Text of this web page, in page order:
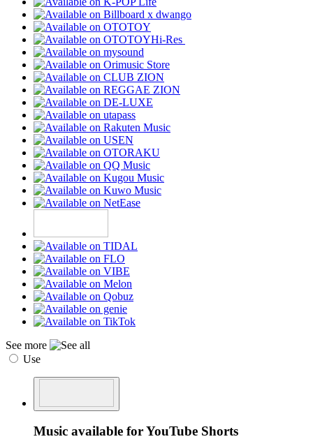
Hi-Res
See more
Use
Music available for YouTube Shorts